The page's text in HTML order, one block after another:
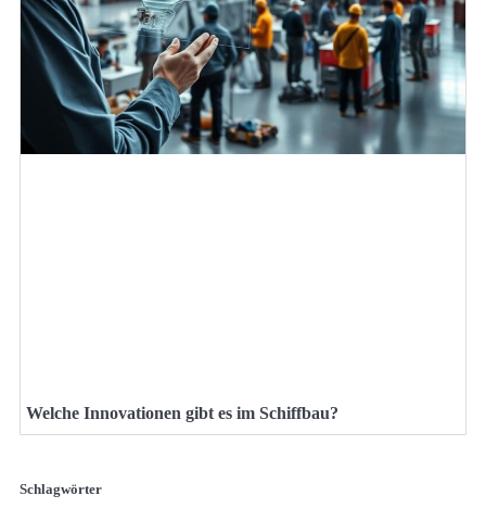
Welche Innovationen gibt es im Schiffbau?
Schlagwörter